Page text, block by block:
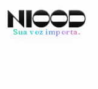
Sua voz importa.